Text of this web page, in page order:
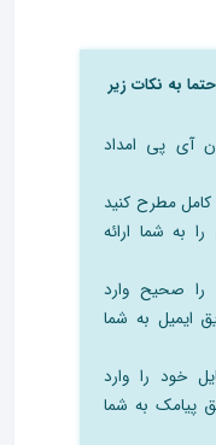
به نکات زیر
آی پی امداد
کامل مطرح کنید
را به شما ارائه
صحیح وارد
ایمیل به شما
خود را وارد
پیامک به شما